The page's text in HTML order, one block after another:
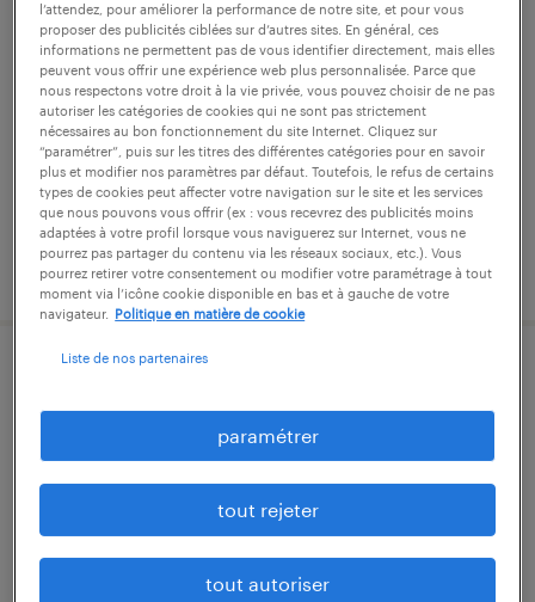
cariste (f/h)
cambrai, nord
intérim
12,79 € par heure
publié le 31 juillet 2026
13,02 € par heure
l’attendez, pour améliorer la performance de notre site, et pour vous
proposer des publicités ciblées sur d’autres sites. En général, ces
informations ne permettent pas de vous identifier directement, mais elles
peuvent vous offrir une expérience web plus personnalisée. Parce que
nous respectons votre droit à la vie privée, vous pouvez choisir de ne pas
autoriser les catégories de cookies qui ne sont pas strictement
nécessaires au bon fonctionnement du site Internet. Cliquez sur
“paramétrer”, puis sur les titres des différentes catégories pour en savoir
plus et modifier nos paramètres par défaut. Toutefois, le refus de certains
types de cookies peut affecter votre navigation sur le site et les services
que nous pouvons vous offrir (ex : vous recevrez des publicités moins
adaptées à votre profil lorsque vous naviguerez sur Internet, vous ne
pourrez pas partager du contenu via les réseaux sociaux, etc.). Vous
pourrez retirer votre consentement ou modifier votre paramétrage à tout
moment via l’icône cookie disponible en bas et à gauche de votre
navigateur.
Politique en matière de cookie
Liste de nos partenaires
paramétrer
tout rejeter
tout autoriser